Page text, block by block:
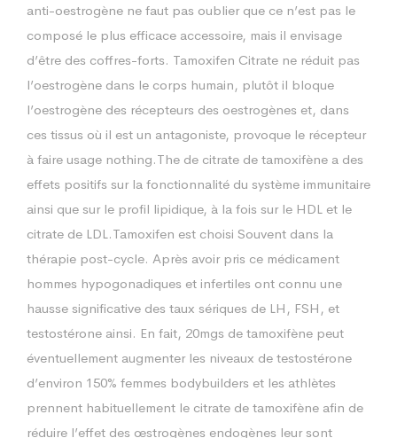
anti-oestrogène ne faut pas oublier que ce n’est pas le
composé le plus efficace accessoire, mais il envisage
d’être des coffres-forts. Tamoxifen Citrate ne réduit pas
l’oestrogène dans le corps humain, plutôt il bloque
l’oestrogène des récepteurs des oestrogènes et, dans
ces tissus où il est un antagoniste, provoque le récepteur
à faire usage nothing.The de citrate de tamoxifène a des
effets positifs sur la fonctionnalité du système immunitaire
ainsi que sur le profil lipidique, à la fois sur le HDL et le
citrate de LDL.Tamoxifen est choisi Souvent dans la
thérapie post-cycle. Après avoir pris ce médicament
hommes hypogonadiques et infertiles ont connu une
hausse significative des taux sériques de LH, FSH, et
testostérone ainsi. En fait, 20mgs de tamoxifène peut
éventuellement augmenter les niveaux de testostérone
d’environ 150% femmes bodybuilders et les athlètes
prennent habituellement le citrate de tamoxifène afin de
réduire l’effet des œstrogènes endogènes leur sont